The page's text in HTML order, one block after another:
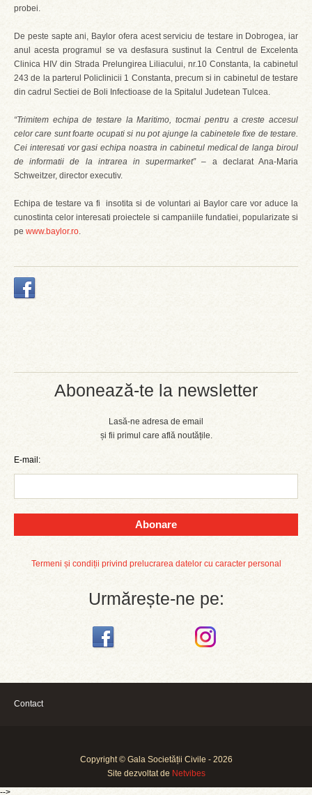
Abonează-te la newsletter
Lasă-ne adresa de email
și fii primul care află noutățile.
E-mail:
Abonare
Termeni și condiții privind prelucrarea datelor cu caracter personal
Urmărește-ne pe:
probei.
De peste sapte ani, Baylor ofera acest serviciu de testare in Dobrogea, iar
anul acesta programul se va desfasura sustinut la Centrul de Excelenta
Clinica HIV din Strada Prelungirea Liliacului, nr.10 Constanta, la cabinetul
243 de la parterul Policlinicii 1 Constanta, precum si in cabinetul de testare
din cadrul Sectiei de Boli Infectioase de la Spitalul Judetean Tulcea.
“Trimitem echipa de testare la Maritimo, tocmai pentru a creste accesul
celor care sunt foarte ocupati si nu pot ajunge la cabinetele fixe de testare.
Cei interesati vor gasi echipa noastra in cabinetul medical de langa biroul
de informatii de la intrarea in supermarket”– a declarat Ana-Maria
Schweitzer, director executiv.
Echipa de testare va fi insotita si de voluntari ai Baylor care vor aduce la
cunostinta celor interesati proiectele si campaniile fundatiei, popularizate si
pe www.baylor.ro.
Contact
Copyright © Gala Societății Civile - 2026
Site dezvoltat de Netvibes
-->